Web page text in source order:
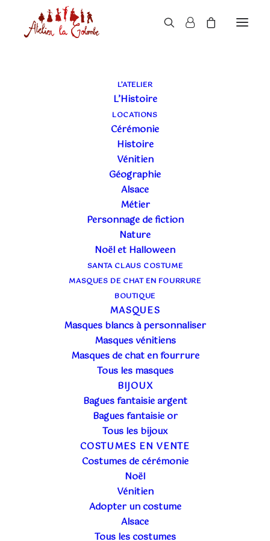
L’ATELIER
L’Histoire
LOCATIONS
Cérémonie
Histoire
Vénitien
Géographie
Alsace
Métier
Personnage de fiction
Nature
Noël et Halloween
SANTA CLAUS COSTUME
MASQUES DE CHAT EN FOURRURE
BOUTIQUE
MASQUES
Masques blancs à personnaliser
Masques vénitiens
Masques de chat en fourrure
Tous les masques
BIJOUX
Bagues fantaisie argent
Bagues fantaisie or
Tous les bijoux
COSTUMES EN VENTE
Costumes de cérémonie
Noël
Vénitien
Adopter un costume
Alsace
Tous les costumes